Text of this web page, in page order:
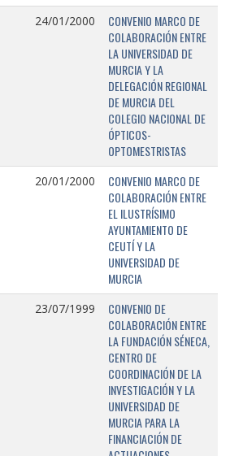
24/01/2000
CONVENIO MARCO DE
COLABORACIÓN ENTRE
LA UNIVERSIDAD DE
MURCIA Y LA
DELEGACIÓN REGIONAL
DE MURCIA DEL
COLEGIO NACIONAL DE
ÓPTICOS-
OPTOMESTRISTAS
20/01/2000
CONVENIO MARCO DE
COLABORACIÓN ENTRE
EL ILUSTRÍSIMO
AYUNTAMIENTO DE
CEUTÍ Y LA
UNIVERSIDAD DE
MURCIA
23/07/1999
CONVENIO DE
COLABORACIÓN ENTRE
LA FUNDACIÓN SÉNECA,
CENTRO DE
COORDINACIÓN DE LA
INVESTIGACIÓN Y LA
UNIVERSIDAD DE
MURCIA PARA LA
FINANCIACIÓN DE